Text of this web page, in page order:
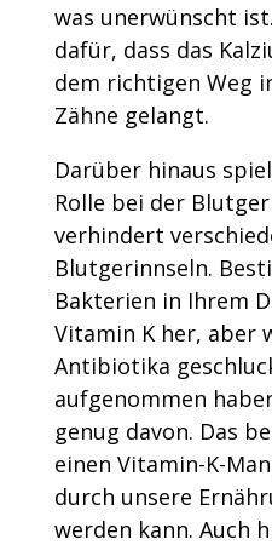
was unerwünscht
dafür, dass das
dem richtigen Weg
Zähne gelangt.
Darüber hinaus
Rolle bei der
verhindert
Blutgerinnseln.
Bakterien in Ihrem
Vitamin K her, aber
Antibiotika
aufgenommen
genug davon. Das
einen Vitamin-K-
durch unsere
werden kann. Auch